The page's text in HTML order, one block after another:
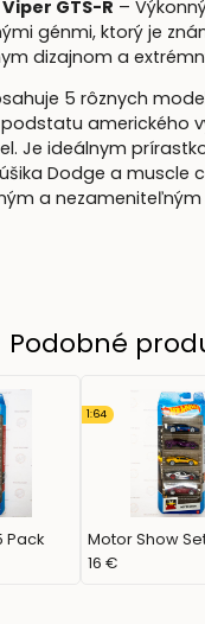
GTS-R –
génmi, ktorý je
dizajnom a
5 rôznych
amerického
Je ideálnym
Dodge a muscle
a nezameniteľným
Podobné
Pack Motor Show
1:64
16 €